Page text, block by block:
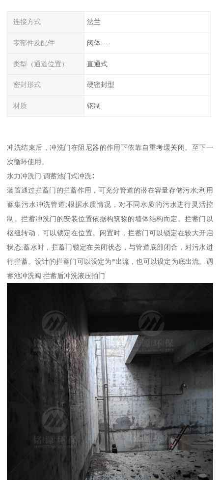
连接方式 法兰
零部件及配件 阀体····
类型（通道位置） 直通式
密封形式 硬密封型
材质 钢制
冲洗结束后，冲洗门在阻尼器的作用下依靠自重考缓关闭。至下一
次循环使用。
水力冲洗门 调蓄池门式冲洗∶
装置通过拦蓄门的拦蓄作用，可充分管道的潜在容量存储污水;利用
蓄集污水冲洗管道;根据水质情况，对不同水质的污水进行灵活控
制。拦蓄冲洗门的安装位置依据构筑物的墙体结构而定。拦蓄门以
枢纽转动，可以锁定在位置。闲置时，拦蓄门可以锁定在较大开启
状态;蓄水时，拦蓄门锁定在关闭状态，与管道底部闭合，对污水进
行拦蓄。设计的拦蓄门可以设定为*出流，也可以设定为底出流。调
蓄池冲洗阀 拦蓄盾冲洗液压拍门